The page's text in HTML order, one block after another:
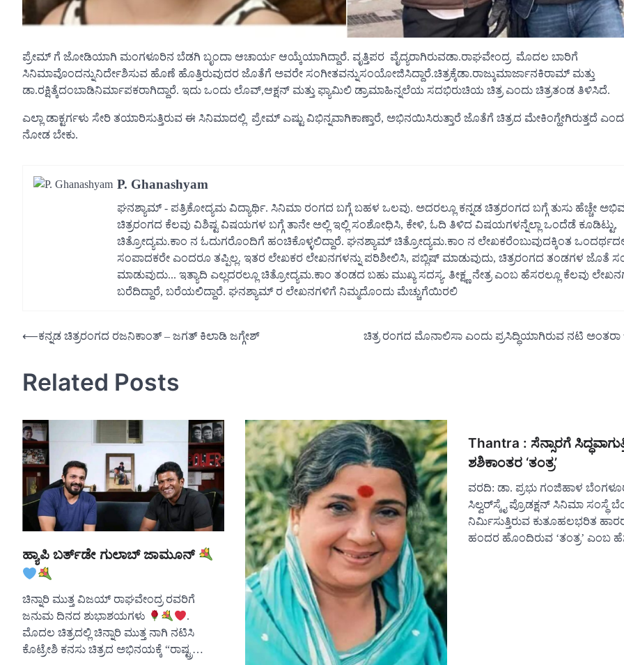
ಪ್ರೇಮ್ ಗೆ ಜೋಡಿಯಾಗಿ ಮಂಗಳೂರಿನ ಬೆಡಗಿ ಬೃಂದಾ ಆಚಾರ್ಯ ಆಯ್ಕೆಯಾಗಿದ್ದಾರೆ. ವೃತ್ತಿಪರ ವೈದ್ಯರಾಗಿರುವಡಾ.ರಾಘವೇಂದ್ರ ಮೊದಲ ಬಾರಿಗೆ
ಸಿನಿಮಾವೊಂದನ್ನುನಿರ್ದೇಶಿಸುವ ಹೊಣೆ ಹೊತ್ತಿರುವುದರ ಜೊತೆಗೆ ಅವರೇ ಸಂಗೀತವನ್ನುಸಂಯೋಜಿಸಿದ್ದಾರೆ.ಚಿತ್ರಕ್ಕೆಡಾ.ರಾಜ್ಕುಮಾರ್ಜಾನಕಿರಾಮ್ ಮತ್ತು
ಡಾ.ರಕ್ಷಿತ್ಕೆದಂಬಾಡಿನಿರ್ಮಾಪಕರಾಗಿದ್ದಾರೆ. ಇದು ಒಂದು ಲೊವ್,ಆಕ್ಷನ್ ಮತ್ತು ಫ್ಯಾಮಿಲಿ ಡ್ರಾಮಾಹಿನ್ನಲೆಯ ಸದಭಿರುಚಿಯ ಚಿತ್ರ ಎಂದು ಚಿತ್ರತಂಡ ತಿಳಿಸಿದೆ.
ಎಲ್ಲಾ ಡಾಕ್ಟರ್ಗಳು ಸೇರಿ ತಯಾರಿಸುತ್ತಿರುವ ಈ ಸಿನಿಮಾದಲ್ಲಿ ಪ್ರೇಮ್ ಎಷ್ಟು ವಿಭಿನ್ನವಾಗಿಕಾಣ್ತಾರೆ, ಅಭಿನಯಿಸಿರುತ್ತಾರೆ ಜೊತೆಗೆ ಚಿತ್ರದ ಮೇಕಿಂಗ್ಹೇಗಿರುತ್ತದೆ
ನೋಡ ಬೇಕು.
P. Ghanashyam
ಘನಶ್ಯಾಮ್ - ಪತ್ರಿಕೋದ್ಯಮ ವಿದ್ಯಾರ್ಥಿ. ಸಿನಿಮಾ ರಂಗದ ಬಗ್ಗೆ ಬಹಳ ಒಲವು. ಅದರಲ್ಲೂ ಕನ್ನಡ ಚಿತ್ರರಂಗದ ಬಗ್ಗೆ ತುಸು ಹೆಚ್ಚೇ
ಚಿತ್ರರಂಗದ ಕೆಲವು ವಿಶಿಷ್ಟ ವಿಷಯಗಳ ಬಗ್ಗೆ ತಾನೇ ಅಲ್ಲಿ ಇಲ್ಲಿ ಸಂಶೋಧಿಸಿ, ಕೇಳಿ, ಓದಿ ತಿಳಿದ ವಿಷಯಗಳನ್ನೆಲ್ಲಾ ಒಂದೆಡೆ ಕೂಡಿಟ್ಟು,
ಚಿತ್ರೋದ್ಯಮ.ಕಾಂ ನ ಓದುಗರೊಂದಿಗೆ ಹಂಚಿಕೊಳ್ಳಲಿದ್ದಾರೆ. ಘನಶ್ಯಾಮ್ ಚಿತ್ರೋದ್ಯಮ.ಕಾಂ ನ ಲೇಖಕರೆಂಬುವುದಕ್ಕಿಂತ
ಸಂಪಾದಕರೇ ಎಂದರೂ ತಪ್ಪಿಲ್ಲ. ಇತರ ಲೇಖಕರ ಲೇಖನಗಳನ್ನು ಪರಿಶೀಲಿಸಿ, ಪಬ್ಲಿಷ್ ಮಾಡುವುದು, ಚಿತ್ರರಂಗದ ತಂಡಗಳ ಜೊತೆ
ಮಾಡುವುದು... ಇತ್ಯಾದಿ ಎಲ್ಲದರಲ್ಲೂ ಚಿತ್ರೋದ್ಯಮ.ಕಾಂ ತಂಡದ ಬಹು ಮುಖ್ಯ ಸದಸ್ಯ. ತೀಕ್ಷ್ಣ ನೇತ್ರ ಎಂಬ ಹೆಸರಲ್ಲೂ ಕೆಲವು
ಬರೆದಿದ್ದಾರೆ, ಬರೆಯಲಿದ್ದಾರೆ. ಘನಶ್ಯಾಮ್ ರ ಲೇಖನಗಳಿಗೆ ನಿಮ್ಮದೊಂದು ಮೆಚ್ಚುಗೆಯಿರಲಿ
Post
⟵ಕನ್ನಡ ಚಿತ್ರರಂಗದ ರಜನಿಕಾಂತ್ – ಜಗತ್ ಕಿಲಾಡಿ ಜಗ್ಗೇಶ್ ಚಿತ್ರ ರಂಗದ ಮೊನಾಲಿಸಾ ಎಂದು ಪ್ರಸಿದ್ಧಿಯಾಗಿರುವ ನಟಿ ಅಂತರಾ
Related Posts
ಹ್ಯಾಪಿ ಬರ್ತ್‌ಡೇ ಗುಲಾಬ್ ಜಾಮೂನ್
ಚಿನ್ನಾರಿ ಮುತ್ತ ವಿಜಯ್ ರಾಘವೇಂದ್ರ ರವರಿಗೆ
ಜನುಮ ದಿನದ ಶುಭಾಶಯಗಳು
.
ಮೊದಲ ಚಿತ್ರದಲ್ಲಿ ಚಿನ್ನಾರಿ ಮುತ್ತ ನಾಗಿ ನಟಿಸಿ
ಕೊಟ್ರೇಶಿ ಕನಸು ಚಿತ್ರದ ಅಭಿನಯಕ್ಕೆ “ರಾಷ್ಟ್ರ…
Thantra : ಸೆನ್ಸಾರಗೆ
ಶಶಿಕಾಂತರ ‘ತಂತ್ರ’
ವರದಿ: ಡಾ. ಪ್ರಭು ಗಂಜಿಹಾಳ
ಸಿಲ್ವರ್‌ಸ್ಕೈ ಪ್ರೊಡಕ್ಷನ್ ಸಿನಿಮಾ ಸಂಸ್ಥೆ
ನಿರ್ಮಿಸುತ್ತಿರುವ ಕುತೂಹಲಭರಿತ
ಹಂದರ ಹೊಂದಿರುವ ‘ತಂತ್ರ’ ಎಂಬ